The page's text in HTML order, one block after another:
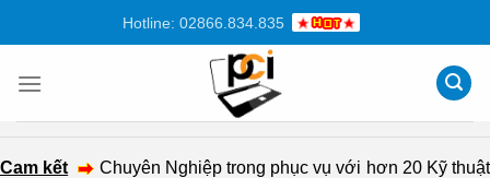
dung
Hotline: 02866.834.835
Cam kết
Chuyên Nghiệp trong phục vụ với hơn 20 Kỹ thuật